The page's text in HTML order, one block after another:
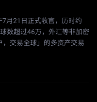
月21日正式收官，历时约
数超过46万，外汇等非加密
交易全球」的多资产交易